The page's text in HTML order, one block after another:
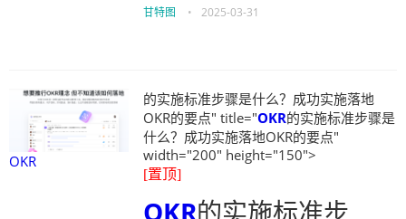
甘特图 • 2025-03-31
OKR
的实施标准步骤是什么？成功实施落地
OKR的要点" title="OKR的实施标准步骤是
什么？成功实施落地OKR的要点"
width="200" height="150">
[置顶]
OKR的实施标准步